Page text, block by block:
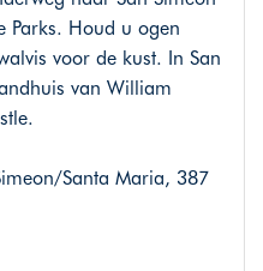
Parks. Houd u ogen
voor de kust. In San
van William
Santa Maria, 387